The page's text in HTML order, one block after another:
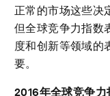
正常的市场这些决
但全球竞争力指数
度和创新等领域的
要。
2016年全球竞争力